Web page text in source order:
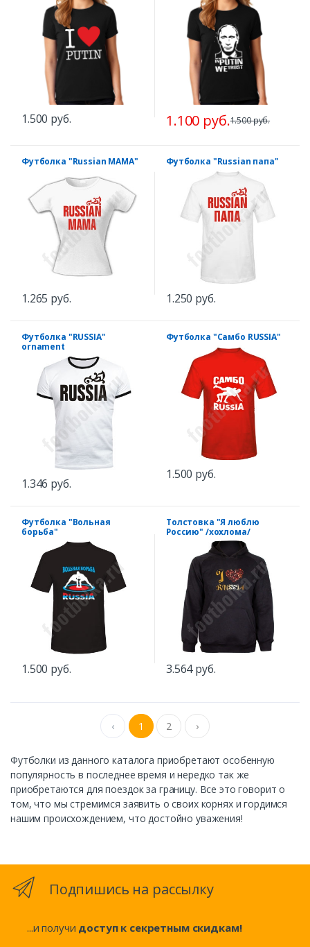
1.500 руб. 1.100 руб.1.500 руб.
Футболка "Russian MAMA"
1.265 руб.
Футболка "Russian папа"
1.250 руб.
Футболка "RUSSIA"
ornament
1.346 руб.
Футболка "Самбо RUSSIA"
1.500 руб.
Футболка "Вольная
борьба"
1.500 руб.
Толстовка "Я люблю
Россию" /хохлома/
3.564 руб.
‹ 1 2 ›
Футболки из данного каталога приобретают особенную
популярность в последнее время и нередко так же
приобретаются для поездок за границу. Все это говорит о
том, что мы стремимся заявить о своих корнях и гордимся
нашим происхождением, что достойно уважения!
Подпишись на рассылку
...и получи доступ к секретным скидкам!